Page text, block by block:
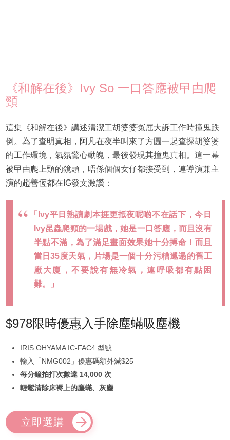
《和解在後》Ivy So 一口答應被曱甴爬
頸
這集《和解在後》講述清潔工胡婆婆冤屈大訴工作時撞鬼跌
倒。為了查明真相，阿凡在夜半叫來了方圓一起查探胡婆婆
的工作環境，氣氛驚心動魄，最後發現其撞鬼真相。這一幕
被曱甴爬上頸的鏡頭，唔係個個女仔都接受到，連導演兼主
演的趙善恆都在IG發文激讚：
「Ivy平日熟讀劇本捱更抵夜呢啲不在話下，今日
Ivy昆蟲爬頸的一場戲，她是一口答應，而且沒有
半點不滿，為了滿足畫面效果她十分搏命！而且
當日35度天氣，片場是一個十分污糟邋遢的舊工
廠大廈，不要說有無冷氣，連呼吸都有點困
難。」
$978限時優惠入手除塵蟎吸塵機
IRIS OHYAMA IC-FAC4 型號
輸入「NMG002」優惠碼額外減$25
每分鐘拍打次數達 14,000 次
輕鬆清除床褥上的塵蟎、灰塵
立即選購